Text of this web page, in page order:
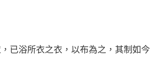
已浴所衣之衣，以布為之，其制如今